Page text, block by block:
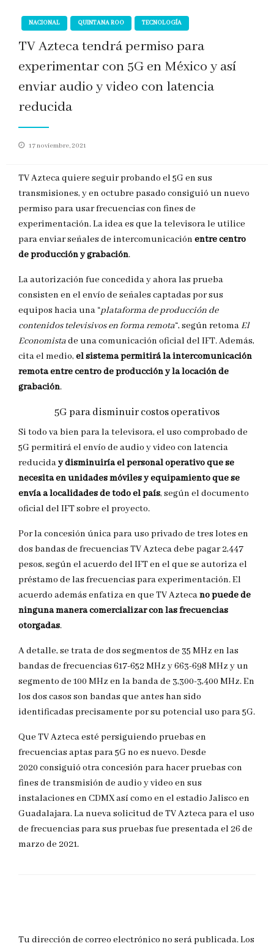
NACIONAL QUINTANA ROO TECNOLOGÍA
TV Azteca tendrá permiso para
experimentar con 5G en México y así
enviar audio y video con latencia
reducida
Publicado
17 noviembre, 2021
TV Azteca quiere seguir probando el 5G en sus
transmisiones, y en octubre pasado consiguió un nuevo
permiso para usar frecuencias con fines de
experimentación. La idea es que la televisora le utilice
para enviar señales de intercomunicación entre centro
de producción y grabación.
La autorización fue concedida y ahora las prueba
consisten en el envío de señales captadas por sus
equipos hacia una “plataforma de producción de
contenidos televisivos en forma remota“, según retomaEl
Economistade una comunicación oficial del IFT. Además,
cita el medio, el sistema permitirá la intercomunicación
remota entre centro de producción y la locación de
grabación.
5G para disminuir costos operativos
Si todo va bien para la televisora, el uso comprobado de
5G permitirá el envío de audio y video con latencia
reduciday disminuiría el personal operativo que se
necesita en unidades móviles y equipamiento que se
envía a localidades de todo el país, según el documento
oficial del IFT sobre el proyecto.
Por la concesión única para uso privado de tres lotes en
dos bandas de frecuencias TV Azteca debe pagar 2,447
pesos, según el acuerdo del IFT en el que se autoriza el
préstamo de las frecuencias para experimentación. El
acuerdo además enfatiza en que TV Aztecano puede de
ninguna manera comercializar con las frecuencias
otorgadas.
A detalle, se trata de dos segmentos de 35 MHz en las
bandas de frecuencias 617-652 MHz y 663-698 MHz y un
segmento de 100 MHz en la banda de 3,300-3,400 MHz. En
los dos casos son bandas que antes han sido
identificadas precisamente por su potencial uso para 5G.
Que TV Azteca esté persiguiendo pruebas en
frecuencias aptas para 5G no es nuevo. Desde
2020 consiguió otra concesión para hacer pruebas con
fines de transmisión de audio y video en sus
instalaciones en CDMX así como en el estadio Jalisco en
Guadalajara. La nueva solicitud de TV Azteca para el uso
de frecuencias para sus pruebas fue presentada el 26 de
marzo de 2021.
Tu dirección de correo electrónico no será publicada.Los